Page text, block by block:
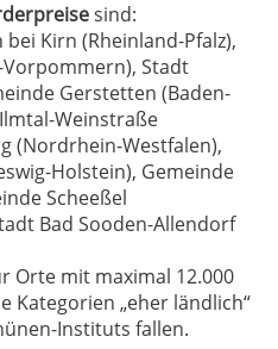
sind:
Kirn (Rheinland-Pfalz),
Stadt
Gerstetten (Baden-
Weinstraße
(Nordrhein-Westfalen),
Holstein), Gemeinde
Scheeßel
Bad Sooden-Allendorf
Orte mit maximal 12.000
Kategorien „eher ländlich“
Instituts fallen.